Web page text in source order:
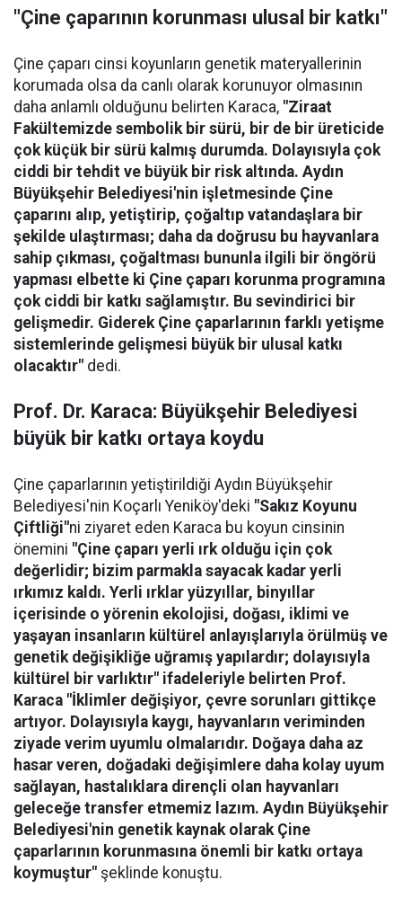
"Çine çaparının korunması ulusal bir katkı"
Çine çaparı cinsi koyunların genetik materyallerinin
korumada olsa da canlı olarak korunuyor olmasının
daha anlamlı olduğunu belirten Karaca, "Ziraat
Fakültemizde sembolik bir sürü, bir de bir üreticide
çok küçük bir sürü kalmış durumda. Dolayısıyla çok
ciddi bir tehdit ve büyük bir risk altında. Aydın
Büyükşehir Belediyesi'nin işletmesinde Çine
çaparını alıp, yetiştirip, çoğaltıp vatandaşlara bir
şekilde ulaştırması; daha da doğrusu bu hayvanlara
sahip çıkması, çoğaltması bununla ilgili bir öngörü
yapması elbette ki Çine çaparı korunma programına
çok ciddi bir katkı sağlamıştır. Bu sevindirici bir
gelişmedir. Giderek Çine çaparlarının farklı yetişme
sistemlerinde gelişmesi büyük bir ulusal katkı
olacaktır" dedi.
Prof. Dr. Karaca: Büyükşehir Belediyesi
büyük bir katkı ortaya koydu
Çine çaparlarının yetiştirildiği Aydın Büyükşehir
Belediyesi'nin Koçarlı Yeniköy'deki "Sakız Koyunu
Çiftliği"ni ziyaret eden Karaca bu koyun cinsinin
önemini "Çine çaparı yerli ırk olduğu için çok
değerlidir; bizim parmakla sayacak kadar yerli
ırkımız kaldı. Yerli ırklar yüzyıllar, binyıllar
içerisinde o yörenin ekolojisi, doğası, iklimi ve
yaşayan insanların kültürel anlayışlarıyla örülmüş ve
genetik değişikliğe uğramış yapılardır; dolayısıyla
kültürel bir varlıktır" ifadeleriyle belirten Prof.
Karaca "İklimler değişiyor, çevre sorunları gittikçe
artıyor. Dolayısıyla kaygı, hayvanların veriminden
ziyade verim uyumlu olmalarıdır. Doğaya daha az
hasar veren, doğadaki değişimlere daha kolay uyum
sağlayan, hastalıklara dirençli olan hayvanları
geleceğe transfer etmemiz lazım. Aydın Büyükşehir
Belediyesi'nin genetik kaynak olarak Çine
çaparlarının korunmasına önemli bir katkı ortaya
koymuştur" şeklinde konuştu.